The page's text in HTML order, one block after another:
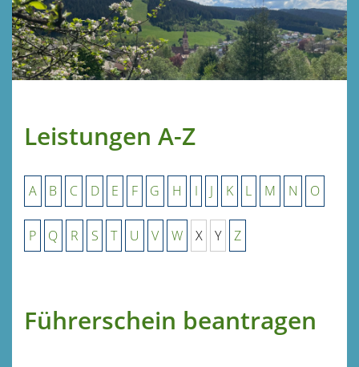
Leistungen A-Z
A B C D E F G H I J K L M N O
P Q R S T U V W X Y Z
Führerschein beantragen